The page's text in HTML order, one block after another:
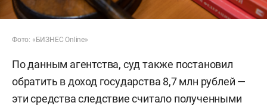
Фото: «БИЗНЕС Online»
По данным агентства, суд также постановил
обратить в доход государства 8,7 млн рублей —
эти средства следствие считало полученными